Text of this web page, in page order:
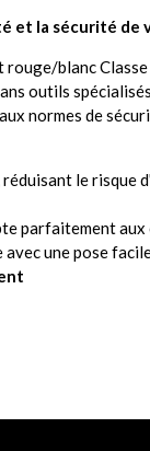
et la sécurité de
blanc
outils
normes de
le risque
parfaitement
une pose